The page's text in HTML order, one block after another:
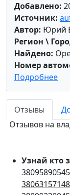
Добавлено:
Источник:
Автор: Юрий
Регион \
Найдено:
Номер
Подробнее
Отзывы
Отзывов на
Узнай кто